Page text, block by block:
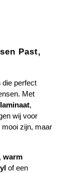
Past,
die perfect
Met
laminaat,
wij voor
mooi zijn, maar
,warm
of een